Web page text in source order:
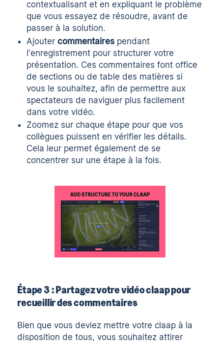
contextualisant et en expliquant le problème
que vous essayez de résoudre, avant de
passer à la solution.
Ajoutercommentaires pendant
l'enregistrement pour structurer votre
présentation. Ces commentaires font office
de sections ou de table des matières si
vous le souhaitez, afin de permettre aux
spectateurs de naviguer plus facilement
dans votre vidéo.
Zoomez sur chaque étape pour que vos
collègues puissent en vérifier les détails.
Cela leur permet également de se
concentrer sur une étape à la fois.
Étape 3 : Partagez votre vidéo claap pour
recueillir des commentaires
Bien que vous deviez mettre votre claap à la
disposition de tous, vous souhaitez attirer